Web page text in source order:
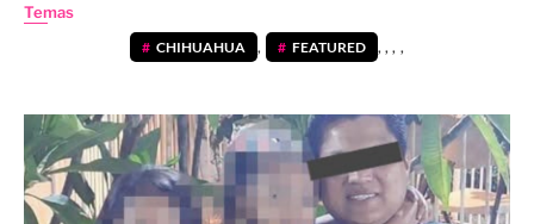
Temas
CHIHUAHUA , FEATURED , ,, ,